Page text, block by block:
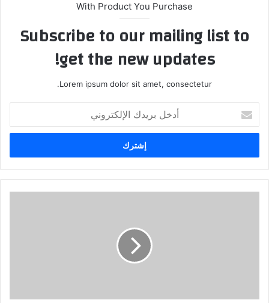
With Product You Purchase
Subscribe to our mailing list to
get the new updates!
Lorem ipsum dolor sit amet, consectetur.
بريدك
الإلكتروني